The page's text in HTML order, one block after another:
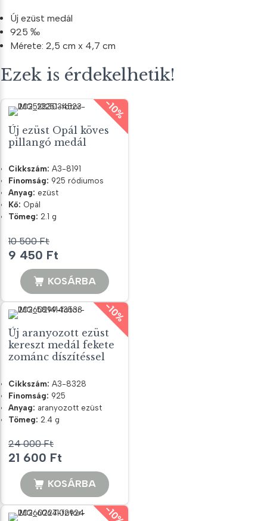
Új ezüst medál
925 ‰
Mérete: 2,5 cm x 4,7 cm
Ezek is érdekelhetik!
-10%
Új ezüst Opál köves
pillangó medál
Cikkszám: A3-8191
Finomság: 925 ródiumos
Anyag: ezüst
Kő: Opál
Tömeg: 2.1 g
10 500Ft
Original
price
was:
500 Ft.
9 450 Ft
price
is:
9
450 Ft.
KOSÁRBA
-10%
Új aranyozott ezüst
kereszt medál fekete
zománc díszítéssel
Cikkszám: A3-8328
Finomság: 925
Anyag: aranyozott ezüst
Tömeg: 2.4 g
24 000Ft
Original
price
was:
000 Ft.
21 600 Ft
price
is:
21
600 Ft.
KOSÁRBA
-10%